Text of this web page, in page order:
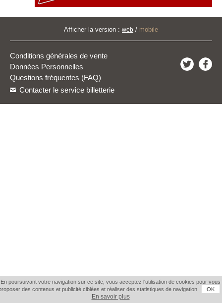
Afficher la version : web / mobile
Questions fréquentes (FAQ)
Conditions générales de vente
Données Personnelles
Contacter le service billetterie
En poursuivant votre navigation sur ce site, vous acceptez l'utilisation de cookies pour vous
des contenus et publicité ciblées et réaliser des statistiques de navigation.
OK
En savoir plus